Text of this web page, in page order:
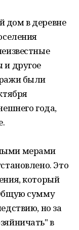
дом в деревне
и другое
были
года,
мерами
Это
который
сумму
но за
в